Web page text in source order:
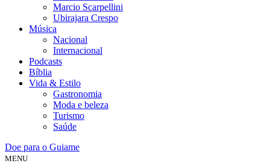
Marcio Scarpellini
Ubirajara Crespo
Música
Nacional
Internacional
Podcasts
Bíblia
Vida & Estilo
Gastronomia
Moda e beleza
Turismo
Saúde
Doe para o Guiame
MENU